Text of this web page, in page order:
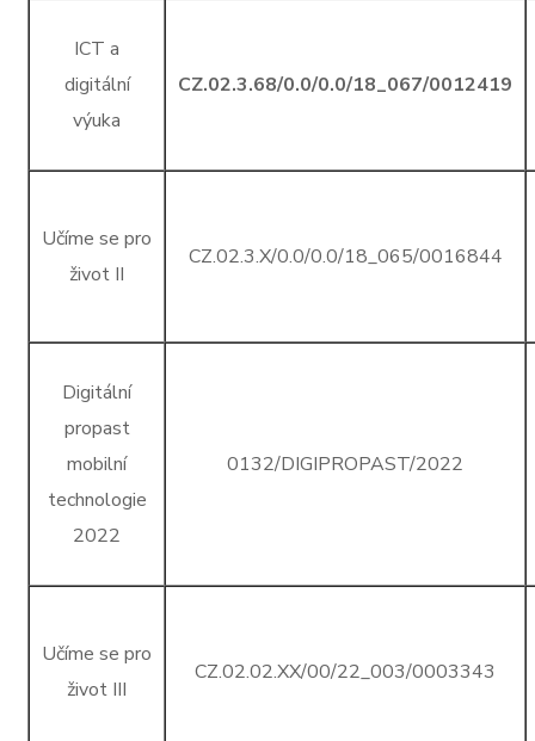
ICT a
digitální
výuka
CZ.02.3.68/0.0/0.0/18_067/0012419
Učíme se pro
život II
CZ.02.3.X/0.0/0.0/18_065/0016844
Digitální
propast
mobilní
technologie
2022
0132/DIGIPROPAST/2022
Učíme se pro
život III
CZ.02.02.XX/00/22_003/0003343